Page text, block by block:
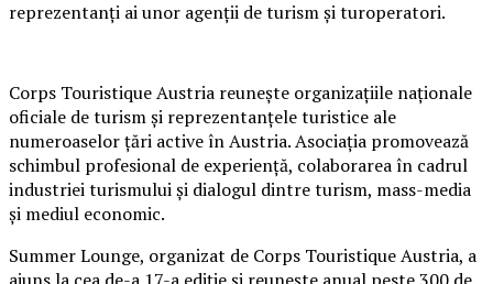
reprezentanți ai unor agenții de turism și turoperatori.
Corps Touristique Austria reunește organizațiile naționale
oficiale de turism și reprezentanțele turistice ale
numeroaselor țări active în Austria. Asociația promovează
schimbul profesional de experiență, colaborarea în cadrul
industriei turismului și dialogul dintre turism, mass-media
și mediul economic.
Summer Lounge, organizat de Corps Touristique Austria, a
ajuns la cea de-a 17-a ediție și reunește anual peste 300 de